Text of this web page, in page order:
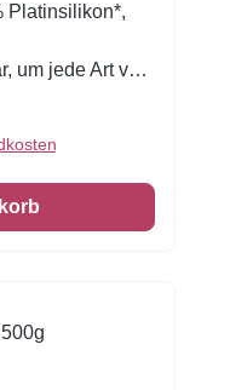
Platinsilikon*,
um jede Art von
verstreichen
Behältern
3 x 31 h